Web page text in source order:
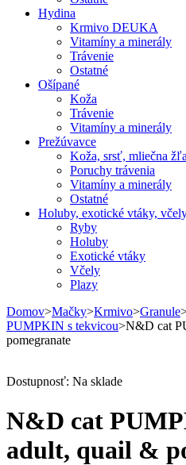
Hydina
Krmivo DEUKA
Vitamíny a minerály
Trávenie
Ostatné
Ošípané
Koža
Trávenie
Vitamíny a minerály
Prežúvavce
Koža, srsť, mliečna
Poruchy trávenia
Vitamíny a minerály
Ostatné
Holuby, exotické vtáky,
Ryby
Holuby
Exotické vtáky
Včely
Plazy
Domov>Mačky>Krmivo>Granule
PUMPKIN s tekvicou>N&D cat
pomegranate
Dostupnosť: Na sklade
N&D cat
adult, quail &